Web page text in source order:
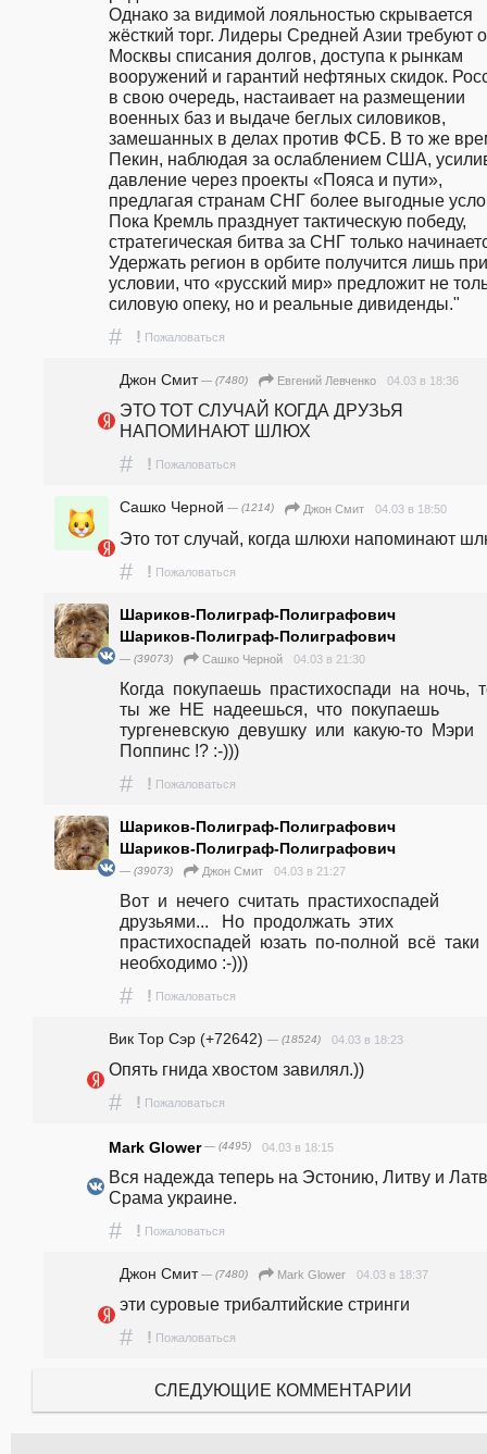
Однако за видимой лояльностью скрывается
жёсткий торг. Лидеры Средней Азии требуют
Москвы списания долгов, доступа к рынкам
вооружений и гарантий нефтяных скидок.
в свою очередь, настаивает на размещении
военных баз и выдаче беглых силовиков,
замешанных в делах против ФСБ. В то же
Пекин, наблюдая за ослаблением США,
давление через проекты «Пояса и пути»,
предлагая странам СНГ более выгодные
Пока Кремль празднует тактическую победу,
стратегическая битва за СНГ только
Удержать регион в орбите получится лишь при
условии, что «русский мир» предложит не
силовую опеку, но и реальные дивиденды."
# ! Пожаловаться
Джон Смит— (7480) Евгений Левченко 04.03 в 18:36
ЭТО ТОТ СЛУЧАЙ КОГДА ДРУЗЬЯ
НАПОМИНАЮТ ШЛЮХ
# ! Пожаловаться
Сашко Черной — (1214) Джон Смит 04.03 в 18:50
# ! Пожаловаться
Шариков-Полиграф-Полиграфович
Шариков-Полиграф-Полиграфович
— (39073) Сашко Черной 04.03 в 21:30
Когда  покупаешь  прастихоспади  на  ночь,
ты  же  НЕ  надеешься,  что  покупаешь
тургеневскую  девушку  или  какую-то  Мэри
Поппинс !? :-)))
# ! Пожаловаться
Шариков-Полиграф-Полиграфович
Шариков-Полиграф-Полиграфович
— (39073) Джон Смит 04.03 в 21:27
Вот  и  нечего  считать  прастихоспадей
друзьями...   Но  продолжать  этих
прастихоспадей  юзать  по-полной  всё  таки
необходимо :-)))
# ! Пожаловаться
Вик Тор Сэр (+72642) — (18524) 04.03 в 18:23
Опять гнида хвостом завилял.))
# ! Пожаловаться
Mark Glower— (4495) 04.03 в 18:15
Вся надежда теперь на Эстонию, Литву и
Срама украине.
# ! Пожаловаться
Джон Смит— (7480) Mark Glower 04.03 в 18:37
эти суровые трибалтийские стринги
# ! Пожаловаться
СЛЕДУЮЩИЕ КОММЕНТАРИИ